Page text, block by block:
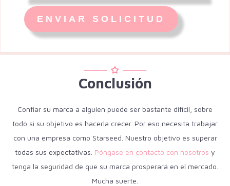
Conclusión
Confiar su marca a alguien puede ser bastante difícil, sobre
todo si su objetivo es hacerla crecer. Por eso necesita trabajar
con una empresa como Starseed. Nuestro objetivo es superar
todas sus expectativas. Póngase en contacto con nosotros y
tenga la seguridad de que su marca prosperará en el mercado.
Mucha suerte.